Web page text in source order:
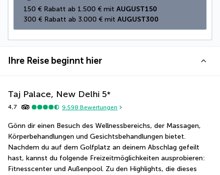
150 € Rabatt ab 1.500 € mit AUGUST150
300 € Rabatt ab 3.000 € mit AUGUST300
Ihre Reise beginnt hier
Taj Palace, New Delhi 5*
4,7 9.598 Bewertungen
Gönn dir einen Besuch des Wellnessbereichs, der Massagen,
Körperbehandlungen und Gesichtsbehandlungen bietet.
Nachdem du auf dem Golfplatz an deinem Abschlag gefeilt
hast, kannst du folgende Freizeitmöglichkeiten ausprobieren:
Fitnesscenter und Außenpool. Zu den Highlights, die dieses